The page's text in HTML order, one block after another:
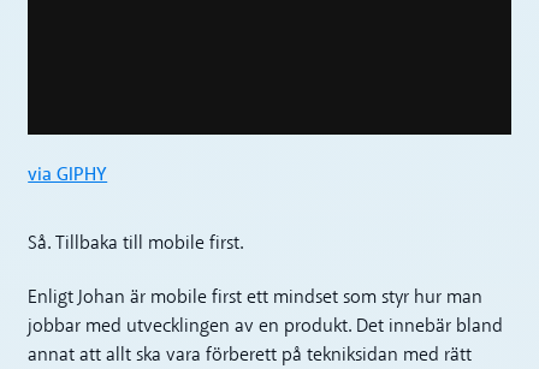
via GIPHY
Så. Tillbaka till mobile first.
Enligt Johan är mobile first ett mindset som styr hur man
jobbar med utvecklingen av en produkt. Det innebär bland
annat att allt ska vara förberett på tekniksidan med rätt